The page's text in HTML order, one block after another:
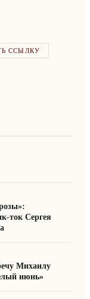
ССЫЛКУ
ток Сергея
Михаилу
июнь»